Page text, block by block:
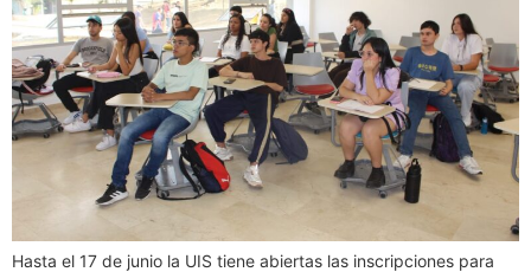
Hasta el 17 de junio la UIS tiene abiertas las inscripciones para